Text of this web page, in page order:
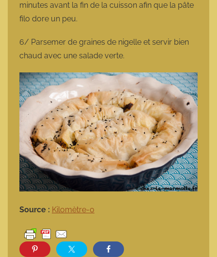
minutes avant la fin de la cuisson afin que la pâte
filo dore un peu.
6/ Parsemer de graines de nigelle et servir bien
chaud avec une salade verte.
Source : Kilomètre-0